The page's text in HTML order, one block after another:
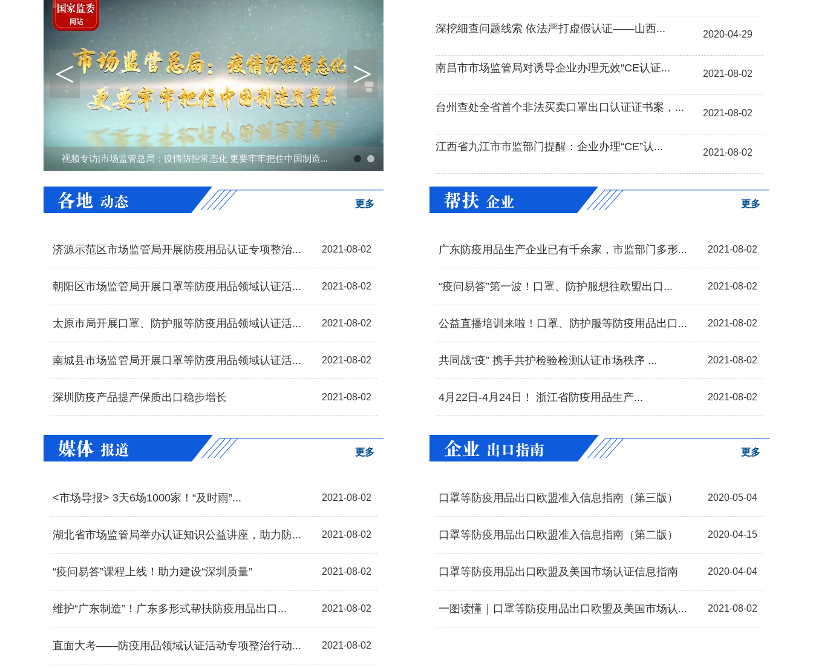
视频专访|市场监管总局：疫情防控常态化 更要牢牢把住中国制造...
< >
深挖细查问题线索 依法严打虚假认证——山西... 2020-04-29
南昌市市场监管局对诱导企业办理无效“CE认证... 2021-08-02
台州查处全省首个非法买卖口罩出口认证证书案，... 2021-08-02
江西省九江市市监部门提醒：企业办理“CE”认... 2021-08-02
更多
济源示范区市场监管局开展防疫用品认证专项整治... 2021-08-02
朝阳区市场监管局开展口罩等防疫用品领域认证活... 2021-08-02
太原市局开展口罩、防护服等防疫用品领域认证活... 2021-08-02
南城县市场监管局开展口罩等防疫用品领域认证活... 2021-08-02
深圳防疫产品提产保质出口稳步增长 2021-08-02
更多
广东防疫用品生产企业已有千余家，市监部门多形... 2021-08-02
“疫问易答”第一波！口罩、防护服想往欧盟出口... 2021-08-02
公益直播培训来啦！口罩、防护服等防疫用品出口... 2021-08-02
共同战“疫” 携手共护检验检测认证市场秩序 ... 2021-08-02
4月22日-4月24日！ 浙江省防疫用品生产... 2021-08-02
更多
<市场导报> 3天6场1000家！“及时雨”... 2021-08-02
湖北省市场监管局举办认证知识公益讲座，助力防... 2021-08-02
“疫问易答”课程上线！助力建设“深圳质量” 2021-08-02
维护“广东制造”！广东多形式帮扶防疫用品出口... 2021-08-02
直面大考——防疫用品领域认证活动专项整治行动... 2021-08-02
更多
口罩等防疫用品出口欧盟准入信息指南（第三版） 2020-05-04
口罩等防疫用品出口欧盟准入信息指南（第二版） 2020-04-15
口罩等防疫用品出口欧盟及美国市场认证信息指南 2020-04-04
一图读懂｜口罩等防疫用品出口欧盟及美国市场认... 2021-08-02